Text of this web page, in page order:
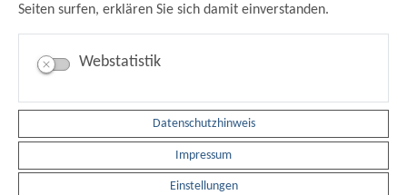
Seiten surfen, erklären Sie sich damit einverstanden.
Webstatistik
Datenschutzhinweis
Impressum
Einstellungen
Impressum
Datenschutzhinweis
Anmelden
Facebook
xing
Newsfeed Ausschreibungen
Newsfeed Bekanntmachungen